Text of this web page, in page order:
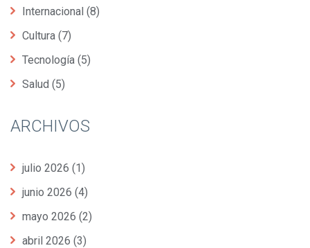
Internacional (8)
Cultura (7)
Tecnología (5)
Salud (5)
ARCHIVOS
julio 2026 (1)
junio 2026 (4)
mayo 2026 (2)
abril 2026 (3)